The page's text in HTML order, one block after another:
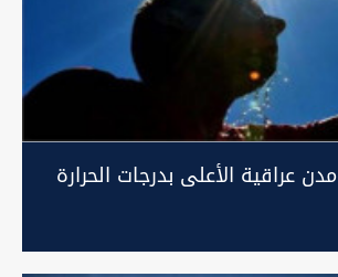
لأول مرة.. 10 مدن عراقية الأعلى بدرجات الحرارة